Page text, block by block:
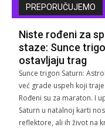
PREPORUČUJEMO
Niste rođeni za
staze: Sunce
ostavljaju trag
Sunce trigon Saturn:
već grade uspeh koji
Rođeni su za maraton. I
Saturn u natalnoj karti
reflektore, ali ih život na